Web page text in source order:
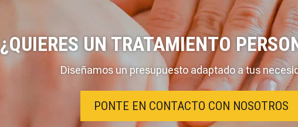
¿QUIERES UN TRATAMIENTO
Diseñamos un presupuesto adaptado a tus
PONTE EN CONTACTO CON NOSOTROS